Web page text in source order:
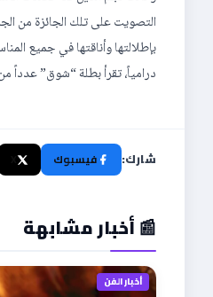
بإطلالتها وأناقتها في جميع
درامياً، تقرأ بطلة “شوق”
شارك: فيسبوك
📰 أخبار مشابهة
أخبار الفن